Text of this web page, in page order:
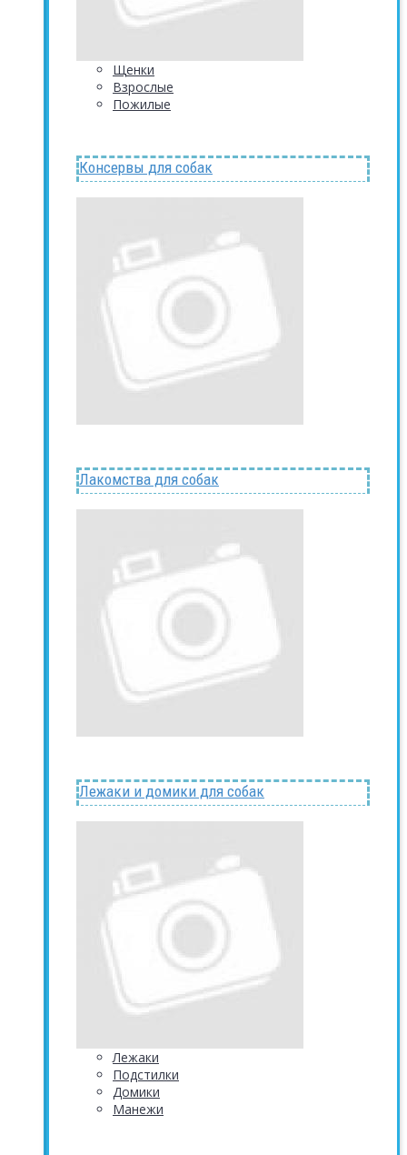
Щенки
Взрослые
Пожилые
Консервы для собак
Лакомства для собак
Лежаки и домики для собак
Лежаки
Подстилки
Домики
Манежи